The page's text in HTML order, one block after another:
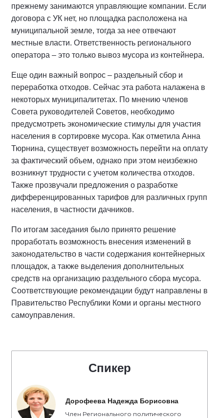
прежнему занимаются управляющие компании. Если
договора с УК нет, но площадка расположена на
муниципальной земле, тогда за нее отвечают
местные власти. Ответственность регионального
оператора – это только вывоз мусора из контейнера.
Еще один важный вопрос – раздельный сбор и
переработка отходов. Сейчас эта работа налажена в
некоторых муниципалитетах. По мнению членов
Совета руководителей Советов, необходимо
предусмотреть экономические стимулы для участия
населения в сортировке мусора. Как отметила Анна
Тюрнина, существует возможность перейти на оплату
за фактический объем, однако при этом неизбежно
возникнут трудности с учетом количества отходов.
Также прозвучали предложения о разработке
дифференцированных тарифов для различных групп
населения, в частности дачников.
По итогам заседания было принято решение
проработать возможность внесения изменений в
законодательство в части содержания контейнерных
площадок, а также выделения дополнительных
средств на организацию раздельного сбора мусора.
Соответствующие рекомендации будут направлены в
Правительство Республики Коми и органы местного
самоуправления.
Спикер
Дорофеева Надежда Борисовна
Член Регионального политического